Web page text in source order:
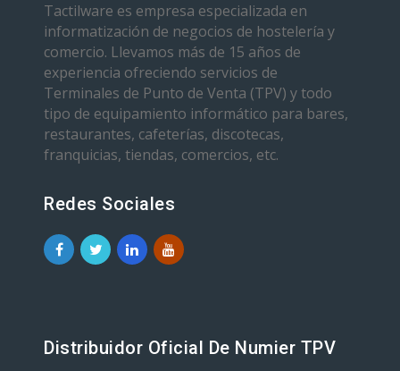
Tactilware es empresa especializada en
informatización de negocios de hostelería y
comercio. Llevamos más de 15 años de
experiencia ofreciendo servicios de
Terminales de Punto de Venta (TPV) y todo
tipo de equipamiento informático para bares,
restaurantes, cafeterías, discotecas,
franquicias, tiendas, comercios, etc.
Redes Sociales
Distribuidor Oficial De Numier TPV